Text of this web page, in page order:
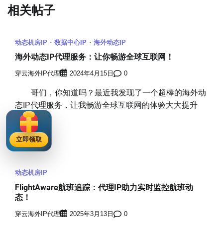
相关帖子
动态机房IP 数据中心IP 海外动态IP
海外动态IP代理服务：让你畅游全球互联网！
穿云海外IP代理 2024年4月15日 0
哥们，你知道吗？最近我发现了一个超棒的海外动
态IP代理服务，让我畅游全球互联网的体验大大提升
[…]
动态机房IP
FlightAware航班追踪：代理IP助力实时监控航班动
态！
穿云海外IP代理 2025年3月13日 0
立即领取